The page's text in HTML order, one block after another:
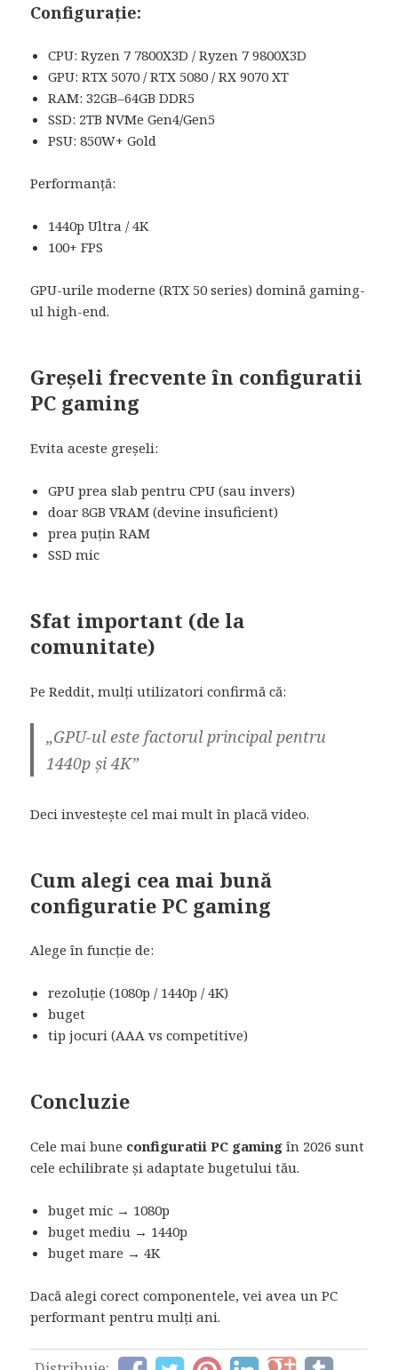
Configurație:
CPU: Ryzen 7 7800X3D / Ryzen 7 9800X3D
GPU: RTX 5070 / RTX 5080 / RX 9070 XT
RAM: 32GB–64GB DDR5
SSD: 2TB NVMe Gen4/Gen5
PSU: 850W+ Gold
Performanță:
1440p Ultra / 4K
100+ FPS
GPU-urile moderne (RTX 50 series) domină gaming-
ul high-end.
Greșeli frecvente în configuratii
PC gaming
Evita aceste greșeli:
GPU prea slab pentru CPU (sau invers)
doar 8GB VRAM (devine insuficient)
prea puțin RAM
SSD mic
Sfat important (de la
comunitate)
Pe Reddit, mulți utilizatori confirmă că:
„GPU-ul este factorul principal pentru
1440p și 4K”
Deci investește cel mai mult în placă video.
Cum alegi cea mai bună
configuratie PC gaming
Alege în funcție de:
rezoluție (1080p / 1440p / 4K)
buget
tip jocuri (AAA vs competitive)
Concluzie
Cele mai bune configuratii PC gaming în 2026 sunt
cele echilibrate și adaptate bugetului tău.
buget mic → 1080p
buget mediu → 1440p
buget mare → 4K
Dacă alegi corect componentele, vei avea un PC
performant pentru mulți ani.